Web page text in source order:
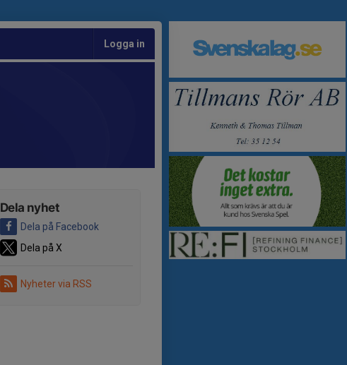
Logga in
Dela nyhet
Dela på Facebook
Dela på X
Nyheter via RSS